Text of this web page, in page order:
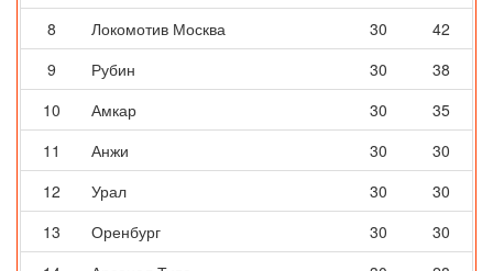
8
Локомотив Москва 30
42
9
Рубин 30
38
10
Амкар 30
35
11
Анжи 30
30
12
Урал 30
30
13
Оренбург 30
30